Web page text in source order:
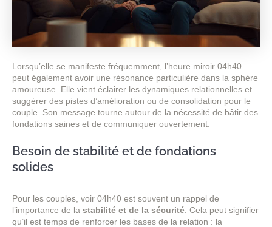
Lorsqu’elle se manifeste fréquemment, l’heure miroir 04h40
peut également avoir une résonance particulière dans la sphère
amoureuse. Elle vient éclairer les dynamiques relationnelles et
suggérer des pistes d’amélioration ou de consolidation pour le
couple. Son message tourne autour de la nécessité de bâtir des
fondations saines et de communiquer ouvertement.
Besoin de stabilité et de fondations
solides
Pour les couples, voir 04h40 est souvent un rappel de
l’importance de la stabilité et de la sécurité . Cela peut signifier
qu’il est temps de renforcer les bases de la relation : la